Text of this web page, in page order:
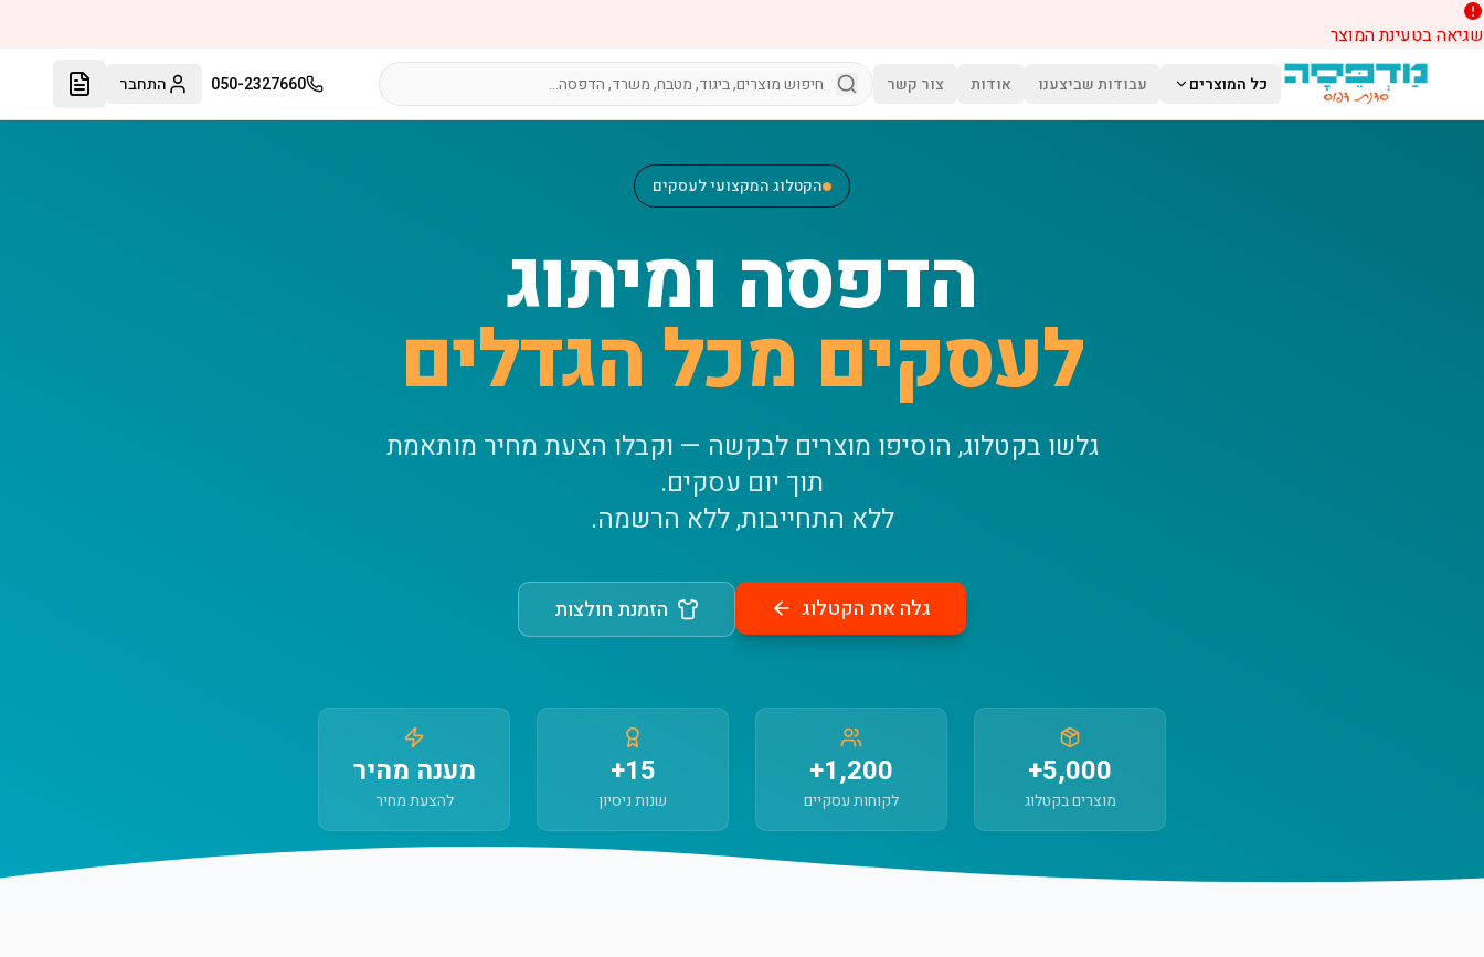
שגיאה בטעינת המוצר
דלג לתוכן הראשי
כל המוצרים עבודות שביצענו אודות צור קשר 050-2327660 התחבר
הקטלוג המקצועי לעסקים
הדפסה ומיתוג
לעסקים מכל הגדלים
גלשו בקטלוג, הוסיפו מוצרים לבקשה — וקבלו הצעת מחיר מותאמת
תוך יום עסקים.
ללא התחייבות, ללא הרשמה.
גלה את הקטלוג הזמנת חולצות
5,000+
מוצרים בקטלוג
1,200+
לקוחות עסקיים
15+
שנות ניסיון
מענה מהיר
להצעת מחיר